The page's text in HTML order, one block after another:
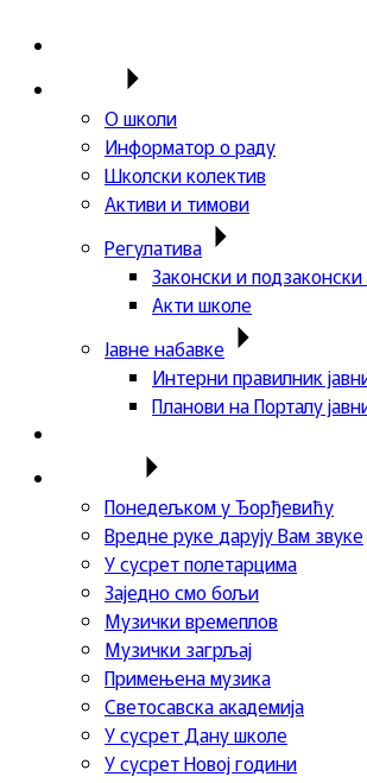
О школи
Информатор о раду
Школски колектив
Активи и тимови
Регулатива
Законски и подзаконски
Акти школе
Јавне набавке
Интерни правилник
Планови на Порталу
Понедељком у Ђорђевићу
Вредне руке дарују Вам звуке
У сусрет полетарцима
Заједно смо бољи
Музички времеплов
Музички загрљај
Примењена музика
Светосавска академија
У сусрет Дану школе
У сусрет Новој години